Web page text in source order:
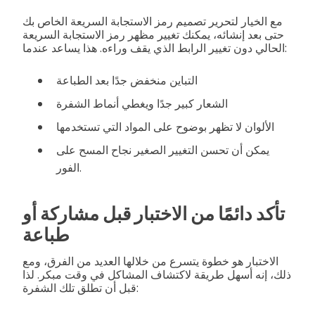
مع الخيار لتحرير تصميم رمز الاستجابة السريعة الخاص بك
حتى بعد إنشائه، يمكنك تغيير مظهر رمز الاستجابة السريعة
الحالي دون تغيير الرابط الذي يقف وراءه. هذا يساعد عندما:
التباين منخفض جدًا بعد الطباعة
الشعار كبير جدًا ويغطي أنماط الشفرة
الألوان لا تظهر بوضوح على المواد التي تستخدمها
يمكن أن تحسن التغيير الصغير نجاح المسح على
الفور.
تأكد دائمًا من الاختبار قبل مشاركة أو
طباعة
الاختبار هو خطوة يتسرع من خلالها العديد من الفرق، ومع
ذلك، إنه أسهل طريقة لاكتشاف المشاكل في وقت مبكر. لذا
قبل أن تطلق تلك الشفرة: